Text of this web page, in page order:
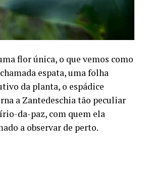
flor única, o que vemos como
espata, uma folha
da planta, o espádice
a Zantedeschia tão peculiar
da-paz, com quem ela
a observar de perto.